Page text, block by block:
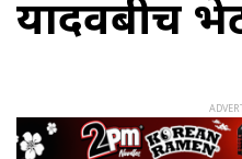
यादवबीच